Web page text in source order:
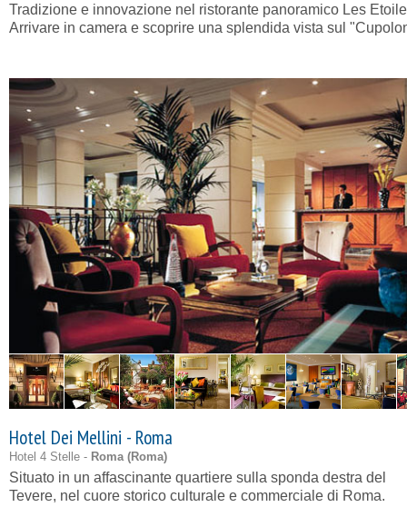
Tradizione e innovazione nel ristorante panoramico Les
Arrivare in camera e scoprire una splendida vista sul
Hotel Dei Mellini - Roma
Hotel 4 Stelle - Roma (Roma)
Situato in un affascinante quartiere sulla sponda destra del
Tevere, nel cuore storico culturale e commerciale di Roma.